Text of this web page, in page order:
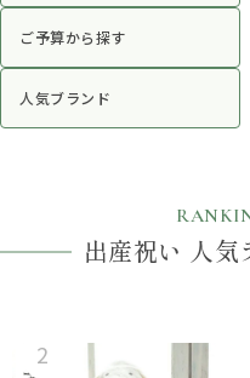
ご予算から探す
人気ブランド
出産祝い 人気